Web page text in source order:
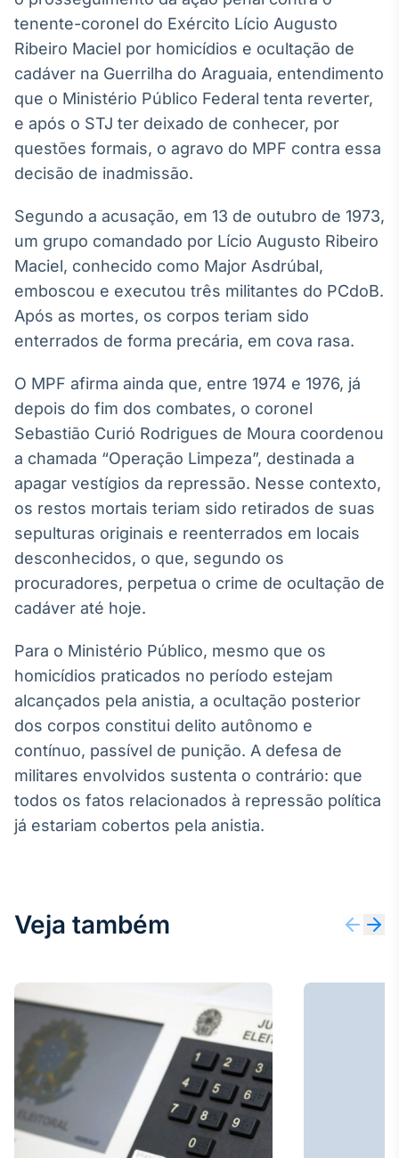
Broadcast
Curadoria
Curadoria de
conteúdos
Soluções de
Tecnologia
Broadcast
inteligente de
conteúdos
Broadcast
Fundos
A melhor
plataforma para
de investimento
IA
Em breve
BroadFast
Em breve
Gestão de
Investimentos
Em breve
Tokenização
tenente-coronel do Exército Lício Augusto
Ribeiro Maciel por homicídios e ocultação de
cadáver na Guerrilha do Araguaia, entendimento
que o Ministério Público Federal tenta reverter,
e após o STJ ter deixado de conhecer, por
questões formais, o agravo do MPF contra essa
decisão de inadmissão.
Segundo a acusação, em 13 de outubro de 1973,
um grupo comandado por Lício Augusto Ribeiro
Maciel, conhecido como Major Asdrúbal,
emboscou e executou três militantes do PCdoB.
Após as mortes, os corpos teriam sido
enterrados de forma precária, em cova rasa.
O MPF afirma ainda que, entre 1974 e 1976, já
depois do fim dos combates, o coronel
Sebastião Curió Rodrigues de Moura coordenou
a chamada “Operação Limpeza”, destinada a
apagar vestígios da repressão. Nesse contexto,
os restos mortais teriam sido retirados de suas
sepulturas originais e reenterrados em locais
desconhecidos, o que, segundo os
procuradores, perpetua o crime de ocultação de
cadáver até hoje.
Para o Ministério Público, mesmo que os
homicídios praticados no período estejam
alcançados pela anistia, a ocultação posterior
dos corpos constitui delito autônomo e
contínuo, passível de punição. A defesa de
militares envolvidos sustenta o contrário: que
todos os fatos relacionados à repressão política
já estariam cobertos pela anistia.
Veja também